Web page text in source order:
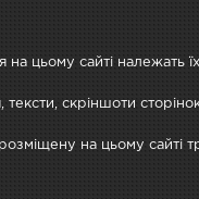
цьому сайті
тексти, скріншоти
на цьому сайті